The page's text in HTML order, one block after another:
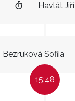
Havlát Jiří
Bezruková Sofiia
15:48